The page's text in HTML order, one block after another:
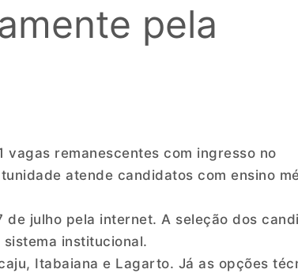
pela
vagas remanescentes com ingresso no
atende candidatos com ensino
julho pela internet. A seleção dos
institucional.
Itabaiana e Lagarto. Já as opções